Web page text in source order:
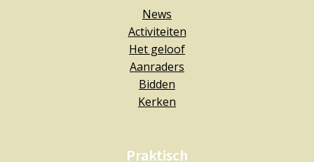
News
Activiteiten
Het geloof
Aanraders
Bidden
Kerken
Praktisch